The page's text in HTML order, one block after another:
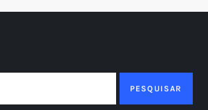
PESQUISAR